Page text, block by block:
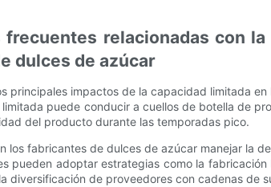
frecuentes relacionadas con
dulces de azúcar
principales impactos de la capacidad limitada
puede conducir a cuellos de botella de
del producto durante las temporadas pico.
los fabricantes de dulces de azúcar manejar la
pueden adoptar estrategias como la
diversificación de proveedores con cadenas de